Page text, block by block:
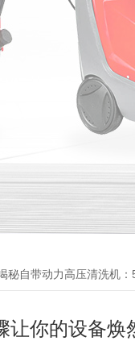
秘自带动力高压清洗机
让你的设备焕